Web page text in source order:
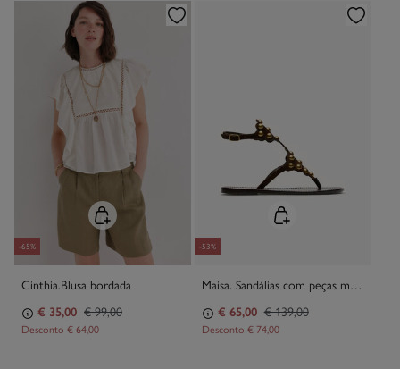
-65%
Cinthia.Blusa bordada
€ 35,00 € 99,00
Desconto € 64,00
-53%
Maisa. Sandálias com peças metálicas em pele
€ 65,00 € 139,00
Desconto € 74,00